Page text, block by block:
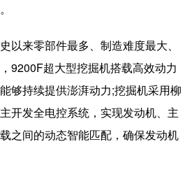
上海 江苏
福建 江西
湖北 湖南
海南 重庆
来零部件最多、制造难度最大、
9200F超大型挖掘机搭载高效动力
够持续提供澎湃动力;挖掘机采用柳
开发全电控系统，实现发动机、主
之间的动态智能匹配，确保发动机